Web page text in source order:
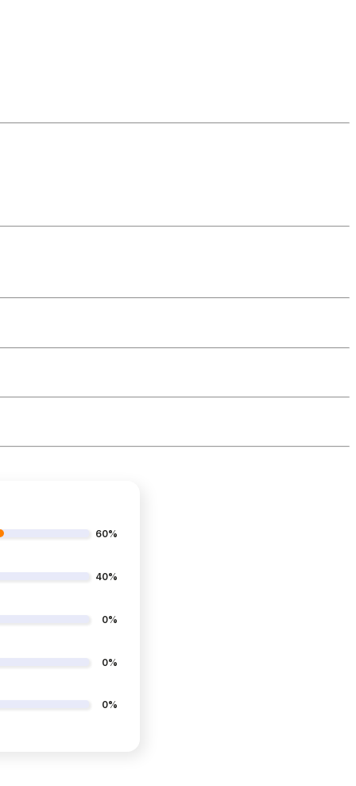
60%
40%
0%
0%
0%